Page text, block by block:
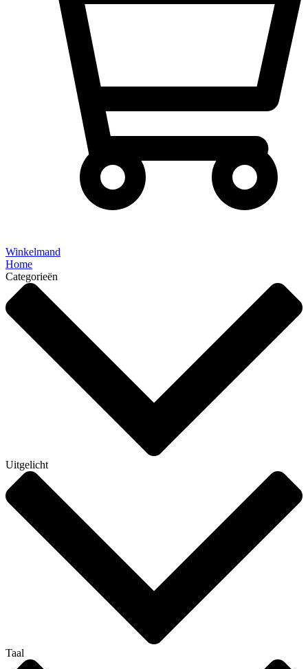
Winkelmand
Home
Categorieën
Uitgelicht
Taal